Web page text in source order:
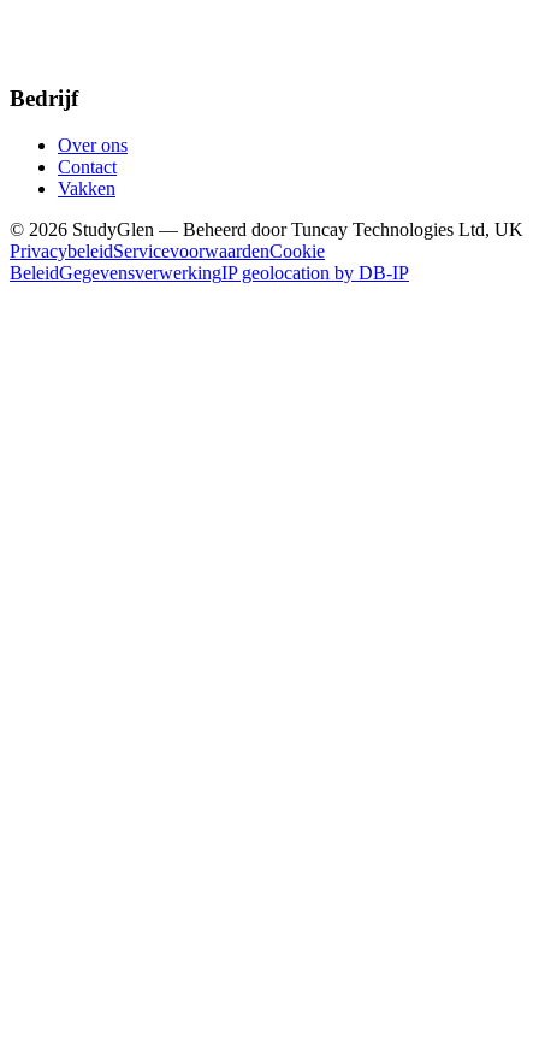
Bedrijf
Over ons
Contact
Vakken
© 2026 StudyGlen — Beheerd door Tuncay Technologies Ltd, UK
PrivacybeleidServicevoorwaardenCookie
BeleidGegevensverwerkingIP geolocation by DB-IP